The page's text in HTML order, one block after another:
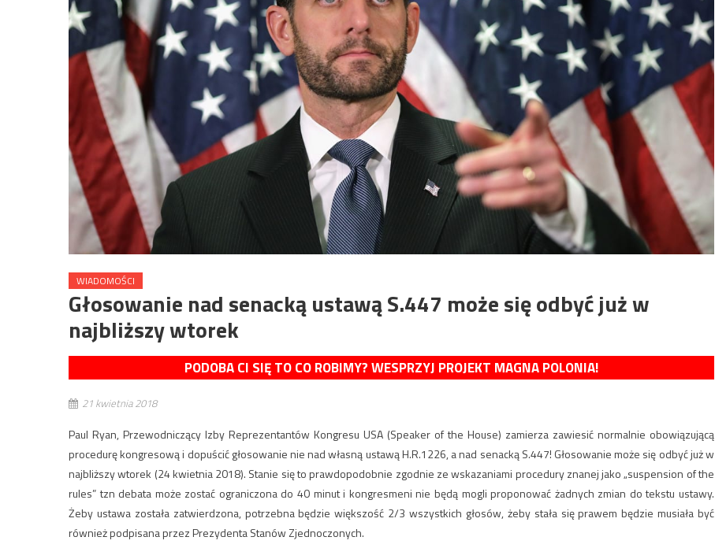
WIADOMOŚCI
Głosowanie nad senacką ustawą S.447 może się odbyć już w
najbliższy wtorek
PODOBA CI SIĘ TO CO ROBIMY? WESPRZYJ PROJEKT MAGNA POLONIA!
21 kwietnia 2018
Paul Ryan, Przewodniczący Izby Reprezentantów Kongresu USA (Speaker of the House) zamierza zawiesić normalnie obowiązującą
procedurę kongresową i dopuścić głosowanie nie nad własną ustawą H.R.1226, a nad senacką S.447! Głosowanie może się odbyć już w
najbliższy wtorek (24 kwietnia 2018). Stanie się to prawdopodobnie zgodnie ze wskazaniami procedury znanej jako „suspension of the
rules” tzn debata może zostać ograniczona do 40 minut i kongresmeni nie będą mogli proponować żadnych zmian do tekstu ustawy.
Żeby ustawa została zatwierdzona, potrzebna będzie większość 2/3 wszystkich głosów, żeby stała się prawem będzie musiała być
również podpisana przez Prezydenta Stanów Zjednoczonych.